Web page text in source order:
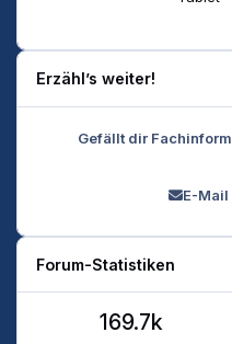
Erzähl’s weiter!
Gefällt dir
E-Mail
Forum-Statistiken
169.7k